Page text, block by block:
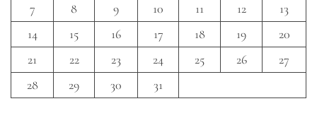
7
8 9 10 11 12
13
14
15 16 17 18 19
20
21
22 23 24 25 26
27
28
29 30 31